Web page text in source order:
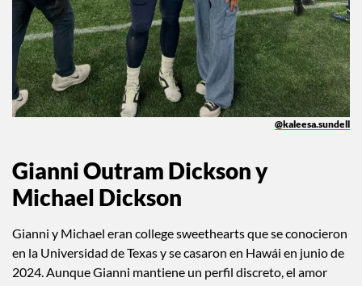
Gianni Outram Dickson y
Michael Dickson